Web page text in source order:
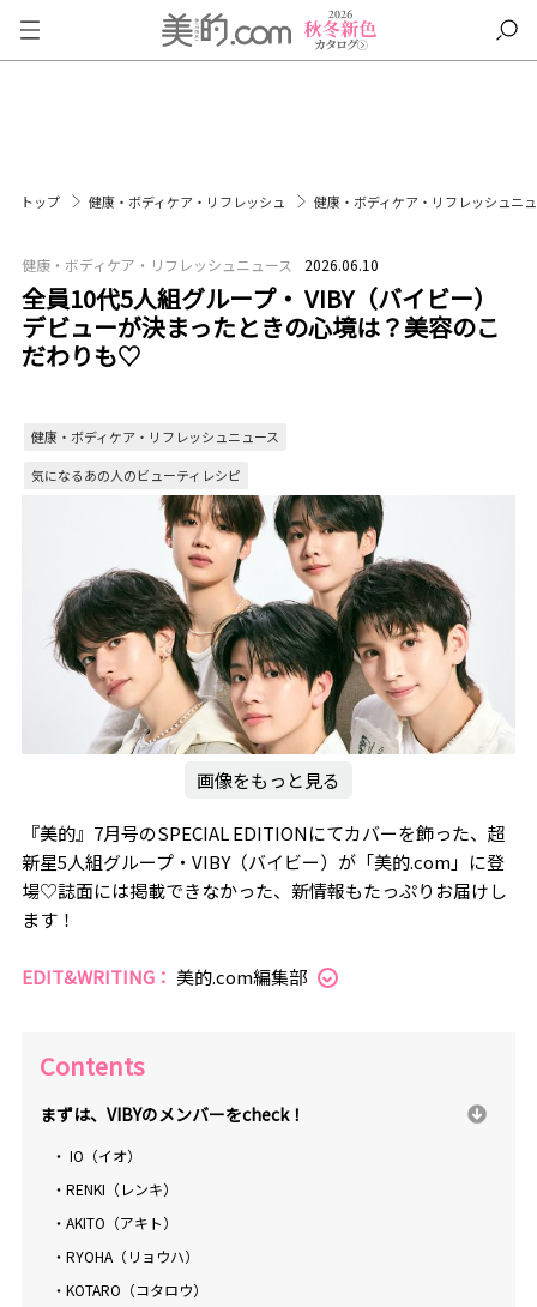
トップ 健康・ボディケア・リフレッシュ 健康・ボディケア・リフレッシュニ
健康・ボディケア・リフレッシュニュース 2026.06.10
全員10代5人組グループ・ VIBY（バイビー）
デビューが決まったときの心境は？美容のこ
だわりも♡
健康・ボディケア・リフレッシュニュース
気になるあの人のビューティレシピ
画像をもっと見る
『美的』7月号のSPECIAL EDITIONにてカバーを飾った、超
新星5人組グループ・VIBY（バイビー）が「美的.com」に登
場♡誌面には掲載できなかった、新情報もたっぷりお届けし
ます！
EDIT&WRITING： 美的.com編集部
Contents
まずは、VIBYのメンバーをcheck！
・ IO（イオ）
・RENKI（レンキ）
・AKITO（アキト）
・RYOHA（リョウハ）
・KOTARO（コタロウ）